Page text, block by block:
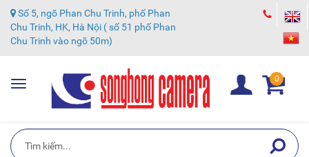
Số 5, ngõ Phan Chu Trinh, phố Phan
Chu Trinh, HK, Hà Nội ( số 51 phố Phan
Chu Trinh vào ngõ 50m)
Toggle
navigation
0